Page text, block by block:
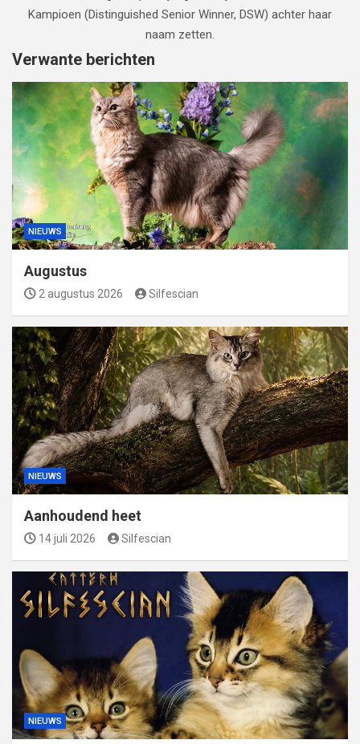
Kampioen (Distinguished Senior Winner, DSW) achter haar
naam zetten.
Verwante berichten
NIEUWS
Augustus
2 augustus 2026 Silfescian
NIEUWS
Aanhoudend heet
14 juli 2026 Silfescian
NIEUWS